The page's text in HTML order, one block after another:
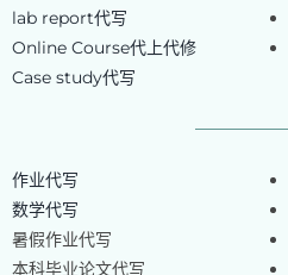
lab report代写
Online Course代上代修
Case study代写
作业代写
数学代写
暑假作业代写
本科毕业论文代写